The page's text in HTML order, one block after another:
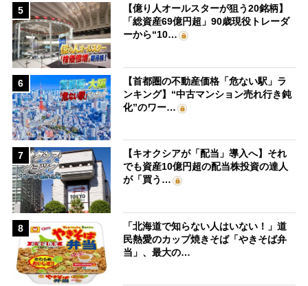
5
【億り人オールスターが狙う20銘柄】
「総資産69億円超」90歳現役トレーダ
ーから“10…
6
【首都圏の不動産価格「危ない駅」ラ
ンキング】“中古マンション売れ行き鈍
化”のワー…
7
【キオクシアが「配当」導入へ】それ
でも資産10億円超の配当株投資の達人
が「買う…
8
「北海道で知らない人はいない！」道
民熱愛のカップ焼きそば「やきそば弁
当」、最大の…